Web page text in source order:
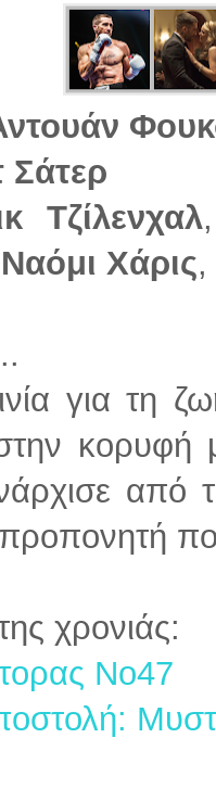
Σάτερ
Τζίλενχαλ
Ναόμι Χάρις,
για τη
κορυφή
από
χρονιάς:
Νο47